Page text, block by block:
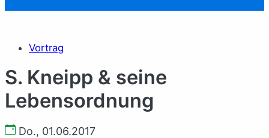
Vortrag
S. Kneipp & seine
Lebensordnung
Do., 01.06.2017